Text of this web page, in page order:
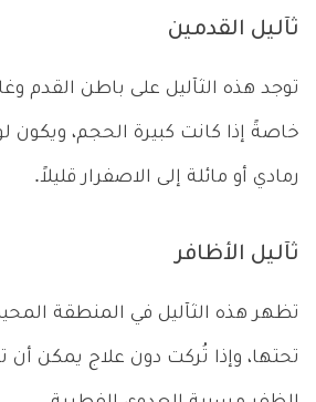
ثآليل القدمين
توجد هذه الثآليل على باطن القدم
خاصةً إذا كانت كبيرة الحجم، ويكون
رمادي أو مائلة إلى الاصفرار قليلاً.
ثآليل الأظافر
تظهر هذه الثآليل في المنطقة
تحتها، وإذا تُركت دون علاج يمكن